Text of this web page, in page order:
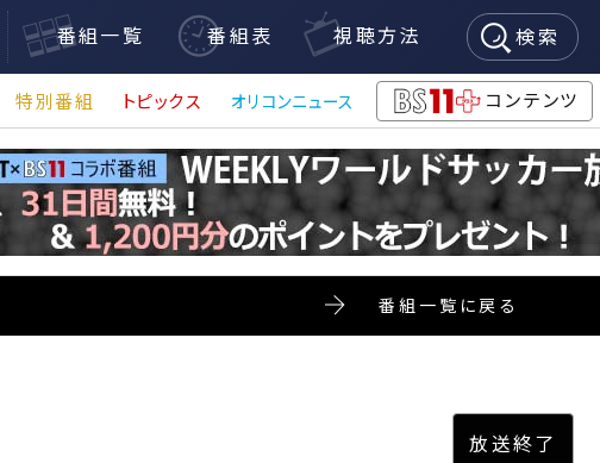
番組一覧 番組表 視聴方法 検索
特別番組 トピックス
オリコンニュース
BS11+
コンテンツ
番組一覧に戻る